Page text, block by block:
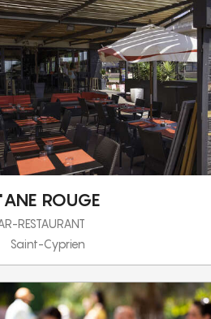
ROUGE
RESTAURANT
Saint-Cyprien